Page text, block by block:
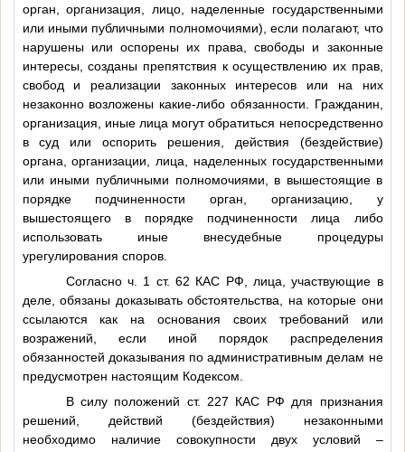
орган, организация, лицо, наделенные государственными
или иными публичными полномочиями), если полагают, что
нарушены или оспорены их права, свободы и законные
интересы, созданы препятствия к осуществлению их прав,
свобод и реализации законных интересов или на них
незаконно возложены какие-либо обязанности. Гражданин,
организация, иные лица могут обратиться непосредственно
в суд или оспорить решения, действия (бездействие)
органа, организации, лица, наделенных государственными
или иными публичными полномочиями, в вышестоящие в
порядке подчиненности орган, организацию, у
вышестоящего в порядке подчиненности лица либо
использовать иные внесудебные процедуры
урегулирования споров.
Согласно ч. 1 ст. 62 КАС РФ, лица, участвующие в
деле, обязаны доказывать обстоятельства, на которые они
ссылаются как на основания своих требований или
возражений, если иной порядок распределения
обязанностей доказывания по административным делам не
предусмотрен настоящим Кодексом.
В силу положений ст. 227 КАС РФ для признания
решений, действий (бездействия) незаконными
необходимо наличие совокупности двух условий –